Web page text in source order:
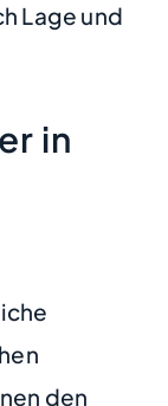
Lage und
in
den